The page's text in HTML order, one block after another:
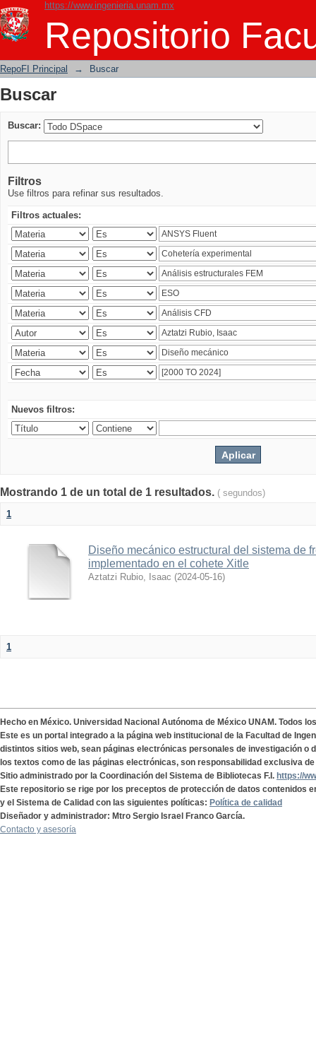
https://www.ingenieria.unam.mx
Repositorio
Buscar
RepoFI Principal → Buscar
Buscar
Buscar:
Filtros
Use filtros para refinar sus resultados.
Filtros actuales:
Nuevos filtros:
Mostrando 1 de un total de 1 resultados. ( segundos)
1
Diseño mecánico estructural del sistema de
implementado en el cohete Xitle
Aztatzi Rubio, Isaac (2024-05-16)
1
Hecho en México. Universidad Nacional Autónoma de México UNAM. Todos
Este es un portal integrado a la página web institucional de la Facultad de
distintos sitios web, sean páginas electrónicas personales de investigación o
los textos como de las páginas electrónicas, son responsabilidad exclusiva
Sitio administrado por la Coordinación del Sistema de Bibliotecas F.I. https://
Este repositorio se rige por los preceptos de protección de datos contenidos
y el Sistema de Calidad con las siguientes políticas: Política de calidad
Diseñador y administrador: Mtro Sergio Israel Franco García.
Contacto y asesoría